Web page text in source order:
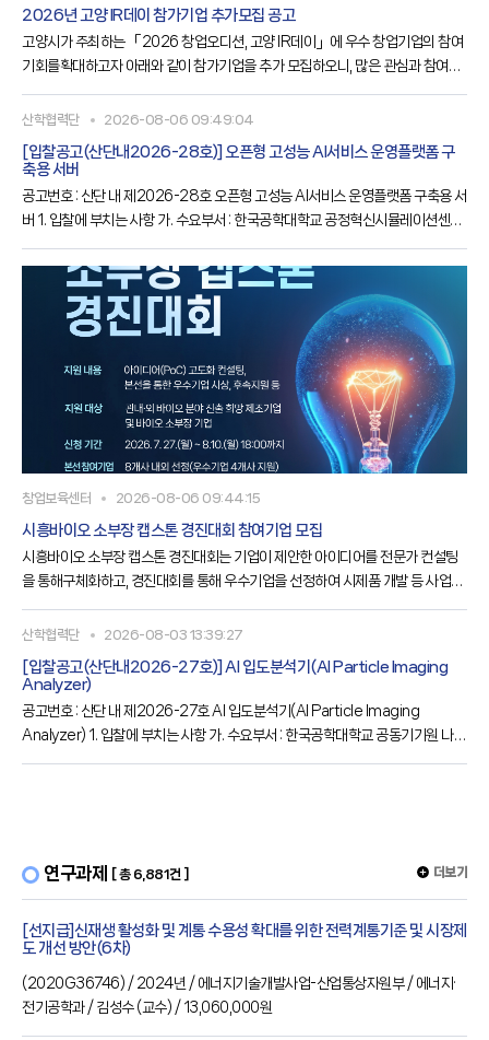
2026년 고양 IR데이 참가기업 추가모집 공고
고양시가 주최하는 「2026 창업오디션, 고양 IR데이」에 우수 창업기업의 참여
기회를확대하고자 아래와 같이 참가기업을 추가 모집하오니, 많은 관심과 참여를
집기간○ 2026. 8. 5.(수) ～ 8. 30.(일), 24:00까지다. 모집대상○ 7년 이내의
유치 전략 수립을 위한 1:1 컨설팅○ IR 스토리라인 및 스피치 역량강화 컨설팅○
고양창업펀드 등 투자운용사 투자심사
산학협력단 2026-08-06 09:49:04
[입찰공고(산단내2026-28호)] 오픈형 고성능 AI서비스 운영플랫폼 구
축용 서버
공고번호 : 산단 내 제2026-28호 오픈형 고성능 AI서비스 운영플랫폼 구축용 서
버 1. 입찰에 부치는 사항 가. 수요부서 : 한국공학대학교 공정혁신시뮬레이션센터
2026.11.30까지 라. 기초금액 : 금 99,990,000원(금구천구백구십구만원,
VAT포함) 마. 입찰방식 : 제한경쟁, 전자입찰(총액계약), 규격·가격 동시입찰 바.
공고기간 : 2026.08.06.(목) ~ 08.14.(금) 바. 전자입찰 및 제출서류 접수 개시
창업보육센터 2026-08-06 09:44:15
시흥바이오 소부장 캡스톤 경진대회 참여기업 모집
시흥바이오 소부장 캡스톤 경진대회는 기업이 제안한 아이디어를 전문가 컨설팅
을 통해구체화하고, 경진대회를 통해 우수기업을 선정하여 시제품 개발 등 사업화
망하는 관내·외 제조기업과 바이오 소재·부품·장비 기업을 대상으로 「시흥바이오
○ 시흥바이오 소부장 캡스톤 경진대회나. 사업대상○ 관내외 바이오 분야로 업종
다각화 희망 제조기업 및 바이오 소부자 기업다. 사업내용○ 제안 아이디어 고도화
산학협력단 2026-08-03 13:39:27
[입찰공고(산단내2026-27호)] Al 입도분석기(Al Particle Imaging
Analyzer)
공고번호 : 산단 내 제2026-27호 Al 입도분석기(Al Particle Imaging
Analyzer) 1. 입찰에 부치는 사항 가. 수요부서 : 한국공학대학교 공동기기원 나.
연구과제 [ 총 6,881건 ] 더보기
[선지급]신재생 활성화 및 계통 수용성 확대를 위한 전력계통기준 및 시장제
도 개선 방안(6차)
( 2020G36746 ) / 2024년 / 에너지기술개발사업-산업통상자원부 / 에너지·
전기공학과 / 김성수 (교수) / 13,060,000원